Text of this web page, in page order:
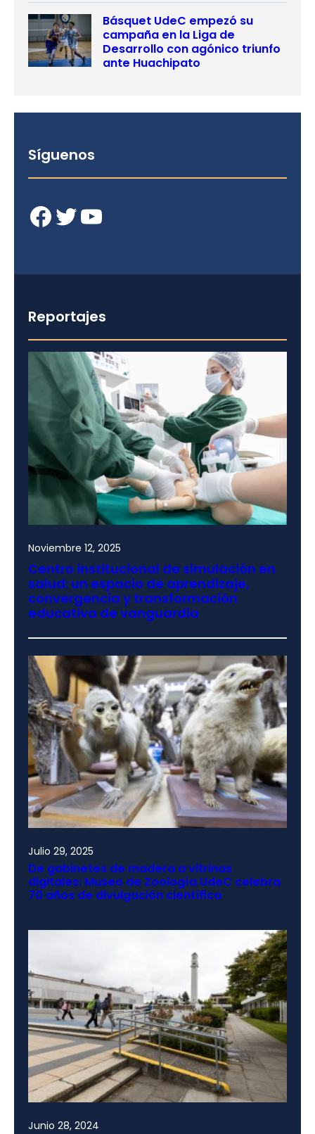
Básquet UdeC empezó su
campaña en la Liga de
Desarrollo con agónico triunfo
ante Huachipato
Síguenos
Facebook Twitter YouTube
Reportajes
Noviembre 12, 2025
Centro institucional de simulación en
salud: un espacio de aprendizaje,
convergencia y transformación
educativa de vanguardia
Julio 29, 2025
De gabinetes de madera a vitrinas
digitales: Museo de Zoología UdeC celebra
70 años de divulgación científica
Junio 28, 2024